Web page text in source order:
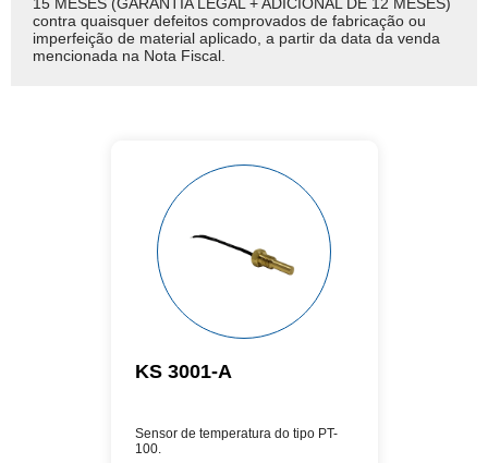
contra quaisquer defeitos comprovados de fabricação ou
imperfeição de material aplicado, a partir da data da venda
mencionada na Nota Fiscal.
KS 3001-A
Sensor de temperatura do tipo PT-
100.